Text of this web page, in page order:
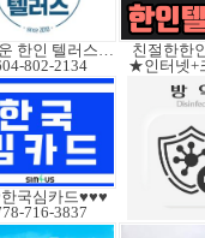
가까운 한인 텔러스쿠도
802-2134
친절한한
★인터넷+
국심카드♥♥♥
716-3837